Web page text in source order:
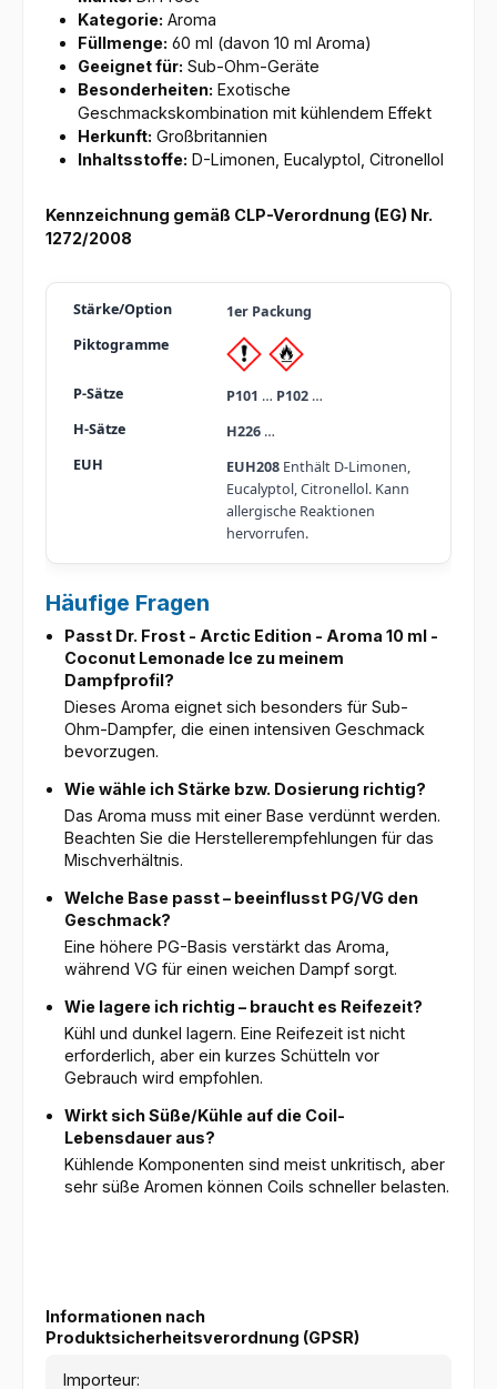
Kategorie: Aroma
Füllmenge: 60 ml (davon 10 ml Aroma)
Geeignet für: Sub-Ohm-Geräte
Besonderheiten: Exotische
Geschmackskombination mit kühlendem Effekt
Herkunft: Großbritannien
Inhaltsstoffe: D-Limonen, Eucalyptol, Citronellol
Kennzeichnung gemäß CLP-Verordnung (EG) Nr.
1272/2008
1er Packung
P101 … P102…
H226…
EUH208Enthält D-Limonen,
Eucalyptol, Citronellol. Kann
allergische Reaktionen
hervorrufen.
Häufige Fragen
Passt Dr. Frost - Arctic Edition - Aroma 10 ml -
Coconut Lemonade Ice zu meinem
Dampfprofil?
Dieses Aroma eignet sich besonders für Sub-
Ohm-Dampfer, die einen intensiven Geschmack
bevorzugen.
Wie wähle ich Stärke bzw. Dosierung richtig?
Das Aroma muss mit einer Base verdünnt werden.
Beachten Sie die Herstellerempfehlungen für das
Mischverhältnis.
Welche Base passt – beeinflusst PG/VG den
Geschmack?
Eine höhere PG-Basis verstärkt das Aroma,
während VG für einen weichen Dampf sorgt.
Wie lagere ich richtig – braucht es Reifezeit?
Kühl und dunkel lagern. Eine Reifezeit ist nicht
erforderlich, aber ein kurzes Schütteln vor
Gebrauch wird empfohlen.
Wirkt sich Süße/Kühle auf die Coil-
Lebensdauer aus?
Kühlende Komponenten sind meist unkritisch, aber
sehr süße Aromen können Coils schneller belasten.
Informationen nach
Produktsicherheitsverordnung (GPSR)
Importeur: